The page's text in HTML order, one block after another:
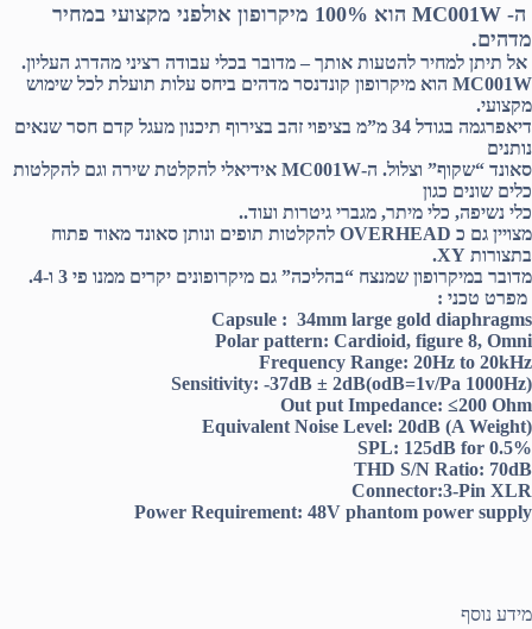
ה- MC001W הוא 100% מיקרופון אולפני מקצועי במחיר
מדהים.
אל תיתן למחיר להטעות אותך – מדובר בכלי עבודה רציני מהדרג העליון.
MC001W הוא מיקרופון קונדנסר מדהים ביחס עלות תועלת לכל שימוש
מקצועי.
דיאפרגמה בגודל 34 מ”מ בציפוי זהב בצירוף תיכנון מעגל קדם חסר שנאים
נותנים
סאונד “שקוף” וצלול. ה-MC001W אידיאלי להקלטת שירה וגם להקלטות
כלים שונים כגון
כלי נשיפה, כלי מיתר, מגברי גיטרות ועוד..
מצויין גם כ OVERHEAD להקלטות תופים ונותן סאונד מאוד פתוח
בתצורות XY.
מדובר במיקרופון שמנצח “בהליכה” גם מיקרופונים יקרים ממנו פי 3 ו-4.
מפרט טכני :
Capsule : 34mm large gold diaphragms
Polar pattern: Cardioid, figure 8, Omni
Frequency Range: 20Hz to 20kHz
(Sensitivity: -37dB ± 2dB(odB=1v/Pa 1000Hz
Out put Impedance: ≤200 Ohm
(Equivalent Noise Level: 20dB (A Weight
SPL: 125dB for 0.5%
THD S/N Ratio: 70dB
Connector:3-Pin XLR
Power Requirement: 48V phantom power supply
מידע נוסף